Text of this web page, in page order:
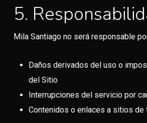
5.
Mila Santiago no será responsable
Daños derivados del uso o
del Sitio
Interrupciones del servicio por
Contenidos o enlaces a sitios de